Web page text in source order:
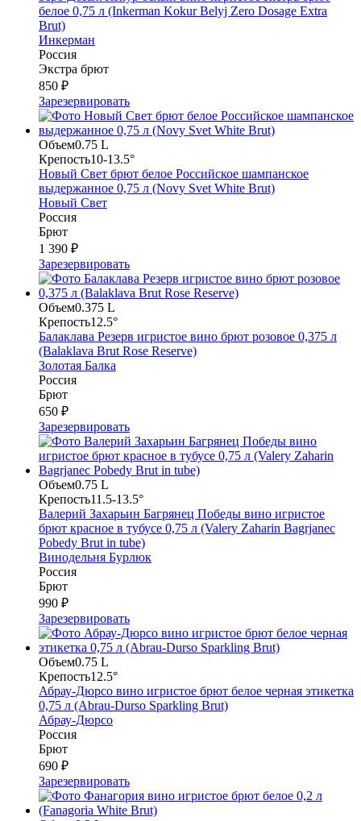
белое 0,75 л (Inkerman Kokur Belyj Zero Dosage Extra
Brut)
Инкерман
Россия
Экстра брют
850 ₽
Зарезервировать
Объем0.75 L
Крепость10-13.5°
Новый Свет брют белое Российское шампанское
выдержанное 0,75 л (Novy Svet White Brut)
Новый Свет
Россия
Брют
1 390 ₽
Зарезервировать
Объем0.375 L
Крепость12.5°
Балаклава Резерв игристое вино брют розовое 0,375 л
(Balaklava Brut Rose Reserve)
Золотая Балка
Россия
Брют
650 ₽
Зарезервировать
Объем0.75 L
Крепость11.5-13.5°
Валерий Захарьин Багрянец Победы вино игристое
брют красное в тубусе 0,75 л (Valery Zaharin Bagrjanec
Pobedy Brut in tube)
Винодельня Бурлюк
Россия
Брют
990 ₽
Зарезервировать
Объем0.75 L
Крепость12.5°
Абрау-Дюрсо вино игристое брют белое черная этикетка
0,75 л (Abrau-Durso Sparkling Brut)
Абрау-Дюрсо
Россия
Брют
690 ₽
Зарезервировать